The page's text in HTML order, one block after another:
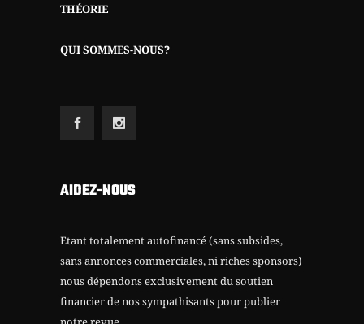
THÉORIE
QUI SOMMES-NOUS?
AIDEZ-NOUS
Etant totalement autofinancé (sans subsides,
sans annonces commerciales, ni riches sponsors)
nous dépendons exclusivement du soutien
financier de nos sympathisants pour publier